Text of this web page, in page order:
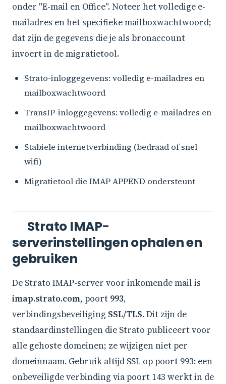
onder "E-mail en Office". Noteer het volledige e-
mailadres en het specifieke mailboxwachtwoord;
dat zijn de gegevens die je als bronaccount
invoert in de migratietool.
Strato-inloggegevens: volledig e-mailadres en
mailboxwachtwoord
TransIP-inloggegevens: volledig e-mailadres en
mailboxwachtwoord
Stabiele internetverbinding (bedraad of snel
wifi)
Migratietool die IMAP APPEND ondersteunt
Strato IMAP-
serverinstellingen ophalen en
gebruiken
De Strato IMAP-server voor inkomende mail is
imap.strato.com, poort 993,
verbindingsbeveiliging SSL/TLS. Dit zijn de
standaardinstellingen die Strato publiceert voor
alle gehoste domeinen; ze wijzigen niet per
domeinnaam. Gebruik altijd SSL op poort 993: een
onbeveiligde verbinding via poort 143 werkt in de